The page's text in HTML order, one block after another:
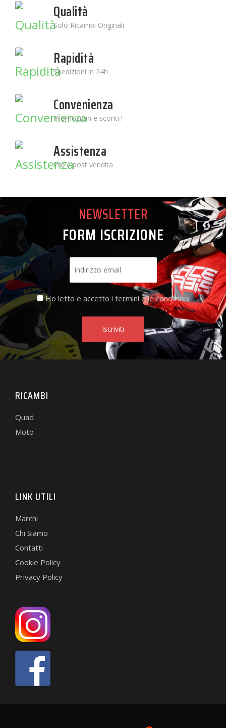
Qualità
Solo Ricambi Originali
Rapidità
Spedizioni in 24h
Convenienza
Promozioni e sconti !
Assistenza
Pre e post vendita
NEWSLETTER
FORM ISCRIZIONE
Ho letto e accetto i termini e le condizioni
RICAMBI
Quad
Moto
LINK UTILI
Marchi
Chi Siamo
Contatti
Cookie Policy
Privacy Policy